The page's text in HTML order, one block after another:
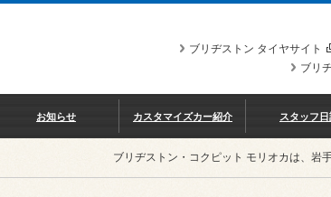
ブリヂストン タイヤサイト
ブリ
お知らせ カスタマイズカー紹介 スタッフ日
ブリヂストン・コクピット モリオカは、岩